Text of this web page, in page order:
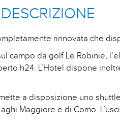
DESCRIZIONE
rinnovata che
campo da golf Le Robinie,
h24. L’Hotel dispone
a disposizione uno
Maggiore e di Como.